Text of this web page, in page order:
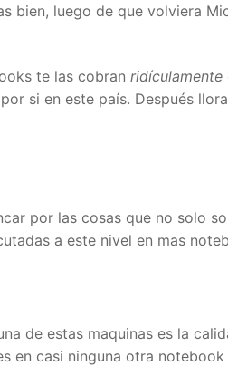
bien, luego de que volviera
te las cobran ridículamente
si en este país. Después
por las cosas que no solo
a este nivel en mas
de estas maquinas es la
en casi ninguna otra notebook